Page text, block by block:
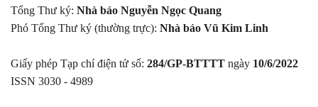
Tổng Thư ký: Nhà báo Nguyễn Ngọc Quang
Phó Tổng Thư ký (thường trực): Nhà báo Vũ Kim Linh
Giấy phép Tạp chí điện tử số: 284/GP-BTTTT ngày 10/6/2022
ISSN 3030 - 4989